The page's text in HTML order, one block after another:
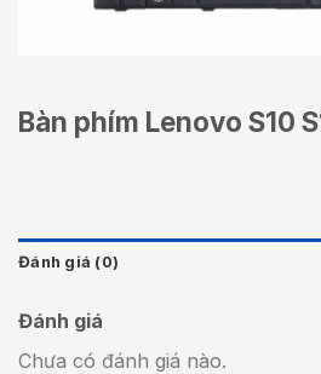
Bàn phím Lenovo S10
Đánh giá (0)
Đánh giá
Chưa có đánh giá nào.